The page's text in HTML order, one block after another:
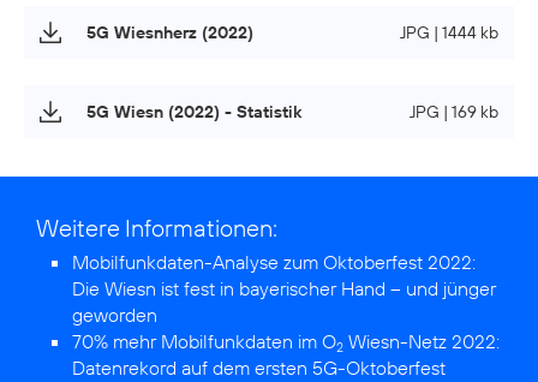
5G Wiesnherz (2022) JPG | 1444 kb
5G Wiesn (2022) - Statistik JPG | 169 kb
Weitere Informationen:
Mobilfunkdaten-Analyse zum Oktoberfest 2022:
Die Wiesn ist fest in bayerischer Hand – und jünger
geworden
70% mehr Mobilfunkdaten im O2 Wiesn-Netz 2022:
Datenrekord auf dem ersten 5G-Oktoberfest